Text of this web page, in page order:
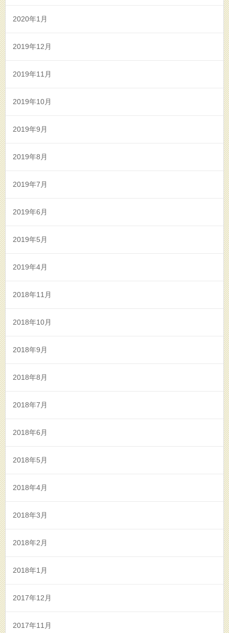
2020年1月
2019年12月
2019年11月
2019年10月
2019年9月
2019年8月
2019年7月
2019年6月
2019年5月
2019年4月
2018年11月
2018年10月
2018年9月
2018年8月
2018年7月
2018年6月
2018年5月
2018年4月
2018年3月
2018年2月
2018年1月
2017年12月
2017年11月